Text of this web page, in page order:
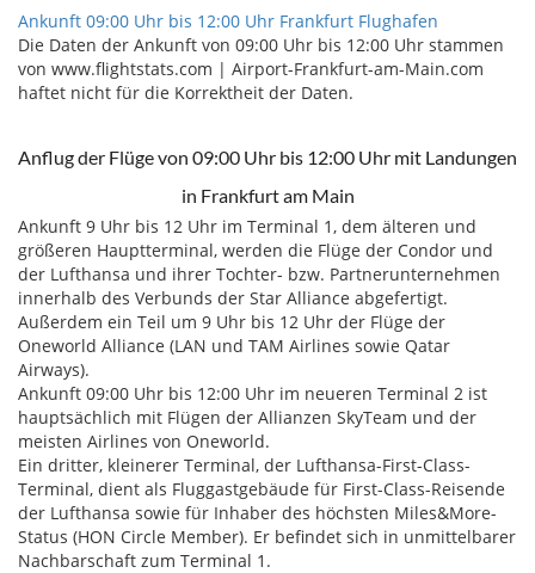
Ankunft 09:00 Uhr bis 12:00 Uhr Frankfurt Flughafen
Die Daten der Ankunft von 09:00 Uhr bis 12:00 Uhr stammen
von www.flightstats.com | Airport-Frankfurt-am-Main.com
haftet nicht für die Korrektheit der Daten.
Anflug der Flüge von 09:00 Uhr bis 12:00 Uhr mit Landungen
in Frankfurt am Main
Ankunft 9 Uhr bis 12 Uhr im Terminal 1, dem älteren und
größeren Hauptterminal, werden die Flüge der Condor und
der Lufthansa und ihrer Tochter- bzw. Partnerunternehmen
innerhalb des Verbunds der Star Alliance abgefertigt.
Außerdem ein Teil um 9 Uhr bis 12 Uhr der Flüge der
Oneworld Alliance (LAN und TAM Airlines sowie Qatar
Airways).
Ankunft 09:00 Uhr bis 12:00 Uhr im neueren Terminal 2 ist
hauptsächlich mit Flügen der Allianzen SkyTeam und der
meisten Airlines von Oneworld.
Ein dritter, kleinerer Terminal, der Lufthansa-First-Class-
Terminal, dient als Fluggastgebäude für First-Class-Reisende
der Lufthansa sowie für Inhaber des höchsten Miles&More-
Status (HON Circle Member). Er befindet sich in unmittelbarer
Nachbarschaft zum Terminal 1.